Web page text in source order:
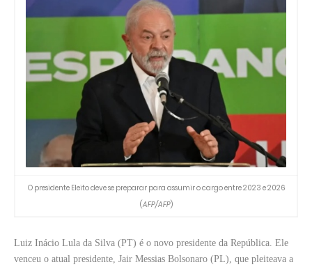
O presidente Eleito deve se preparar para assumir o cargo entre 2023 e 2026
(AFP/AFP)
Luiz Inácio Lula da Silva (PT) é o novo presidente da República. Ele
venceu o atual presidente, Jair Messias Bolsonaro (PL), que pleiteava a